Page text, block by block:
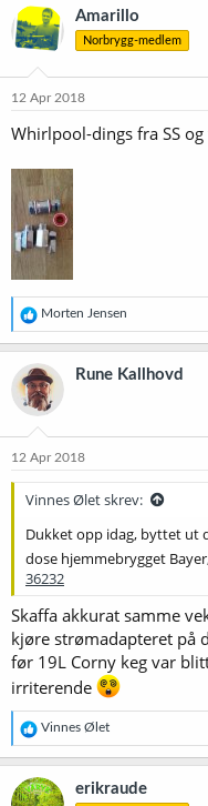
k
s
j
e
:
Amarillo
Norbrygg-medlem
12 Apr 2018
Whirlpool-dings fra SS
R
e
a
k
s
j
o
e
Morten Jensen
Rune Kallhovd
12 Apr 2018
Vinnes Ølet skrev:
Dukket opp idag, byttet ut
dose hjemmebrygget
36232
Skaffa akkurat samme
kjøre strømadapteret på
før 19L Corny keg var
irriterende
R
e
a
k
s
Vinnes Ølet
erikraude